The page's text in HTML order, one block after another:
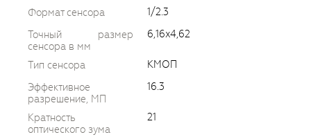
Формат сенсора
1/2.3
Точный размер
сенсора в мм
6,16x4,62
Тип сенсора
КМОП
Эффективное
разрешение, МП
16.3
Кратность
оптического зума
21